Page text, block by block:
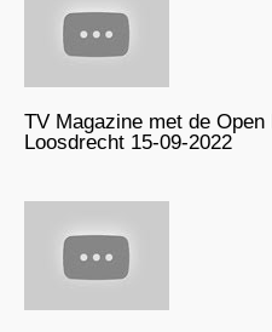
TV Magazine met de
Loosdrecht 15-09-2022